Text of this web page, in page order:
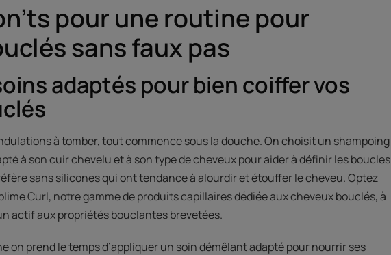
pour une routine pour
sans faux pas
adaptés pour bien coiffer vos
à tomber, tout commence sous la douche. On choisit un shampoing
à son cuir chevelu et à son type de cheveux pour aider à définir les boucles
sans silicones qui ont tendance à alourdir et étouffer le cheveu. Optez
Curl, notre gamme de produits capillaires dédiée aux cheveux bouclés, à
actif aux propriétés bouclantes brevetées.
on prend le temps d’appliquer un soin démêlant adapté pour nourrir ses